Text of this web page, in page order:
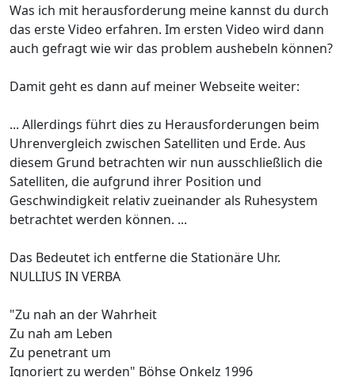
Was ich mit herausforderung meine kannst du durch
das erste Video erfahren. Im ersten Video wird dann
auch gefragt wie wir das problem aushebeln können?
Damit geht es dann auf meiner Webseite weiter:
... Allerdings führt dies zu Herausforderungen beim
Uhrenvergleich zwischen Satelliten und Erde. Aus
diesem Grund betrachten wir nun ausschließlich die
Satelliten, die aufgrund ihrer Position und
Geschwindigkeit relativ zueinander als Ruhesystem
betrachtet werden können. ...
Das Bedeutet ich entferne die Stationäre Uhr.
NULLIUS IN VERBA
"Zu nah an der Wahrheit
Zu nah am Leben
Zu penetrant um
Ignoriert zu werden" Böhse Onkelz 1996